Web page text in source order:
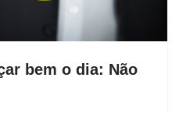
bem o dia: Não